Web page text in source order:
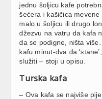
jednu šoljicu kafe
šećera i kašičica
malo u šoljicu ili drugo
džezvu na vatru da kafa
da se podigne, ništa
kafu minut-dva da
služiti – stoji u opisu.
Turska kafa
– Ova kafa se najviše